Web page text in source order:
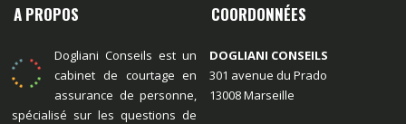
A PROPOS
Dogliani Conseils est un
cabinet de courtage en
assurance de personne,
spécialisé sur les questions de
COORDONNÉES
DOGLIANI CONSEILS
301 avenue du Prado
13008 Marseille